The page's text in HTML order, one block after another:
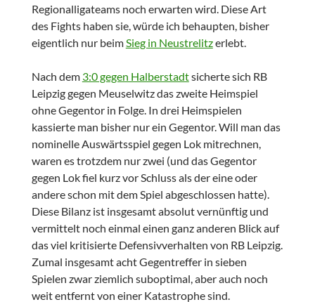
Regionalligateams noch erwarten wird. Diese Art
des Fights haben sie, würde ich behaupten, bisher
eigentlich nur beimSieg in Neustrelitzerlebt.
Nach dem 3:0 gegen Halberstadtsicherte sich RB
Leipzig gegen Meuselwitz das zweite Heimspiel
ohne Gegentor in Folge. In drei Heimspielen
kassierte man bisher nur ein Gegentor. Will man das
nominelle Auswärtsspiel gegen Lok mitrechnen,
waren es trotzdem nur zwei (und das Gegentor
gegen Lok fiel kurz vor Schluss als der eine oder
andere schon mit dem Spiel abgeschlossen hatte).
Diese Bilanz ist insgesamt absolut vernünftig und
vermittelt noch einmal einen ganz anderen Blick auf
das viel kritisierte Defensivverhalten von RB Leipzig.
Zumal insgesamt acht Gegentreffer in sieben
Spielen zwar ziemlich suboptimal, aber auch noch
weit entfernt von einer Katastrophe sind.